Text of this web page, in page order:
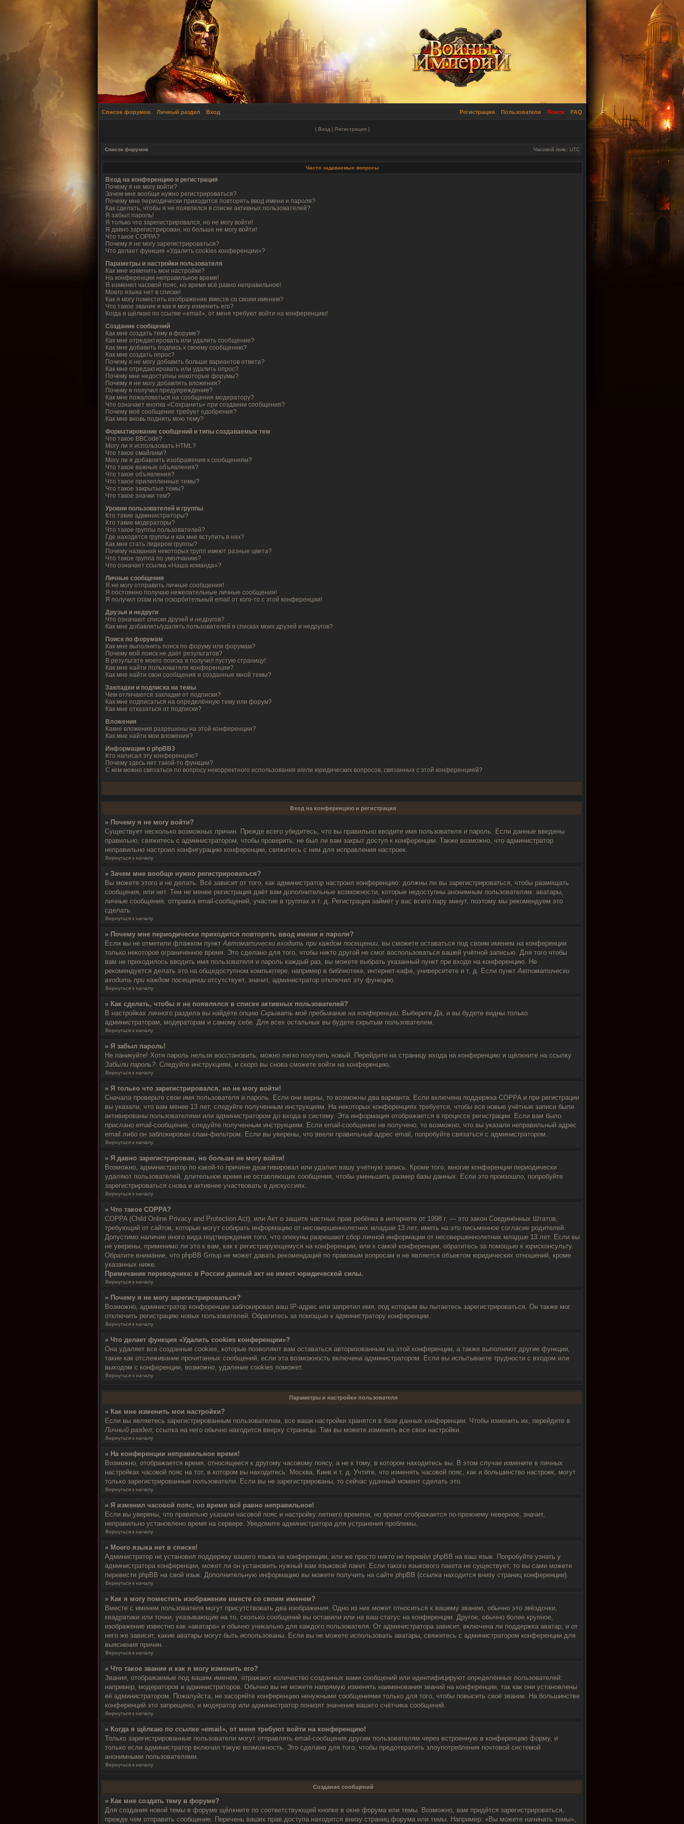
Список форумов Личный раздел Вход FAQ
Поиск
Пользователи
Регистрация
( Вход | Регистрация)
Список форумов Часовой пояс: UTC
Часто задаваемые вопросы
Вход на конференцию и регистрация
Почему я не могу войти?
Зачем мне вообще нужно регистрироваться?
Почему мне периодически приходится повторять ввод имени и пароля?
Как сделать, чтобы я не появлялся в списке активных пользователей?
Я забыл пароль!
Я только что зарегистрировался, но не могу войти!
Я давно зарегистрирован, но больше не могу войти!
Что такое COPPA?
Почему я не могу зарегистрироваться?
Что делает функция «Удалить cookies конференции»?
Параметры и настройки пользователя
Как мне изменить мои настройки?
На конференции неправильное время!
Я изменил часовой пояс, но время всё равно неправильное!
Моего языка нет в списке!
Как я могу поместить изображение вместе со своим именем?
Что такое звание и как я могу изменить его?
Когда я щёлкаю по ссылке «email», от меня требуют войти на конференцию!
Создание сообщений
Как мне создать тему в форуме?
Как мне отредактировать или удалить сообщение?
Как мне добавить подпись к своему сообщению?
Как мне создать опрос?
Почему я не могу добавить больше вариантов ответа?
Как мне отредактировать или удалить опрос?
Почему мне недоступны некоторые форумы?
Почему я не могу добавлять вложения?
Почему я получил предупреждение?
Как мне пожаловаться на сообщения модератору?
Что означает кнопка «Сохранить» при создании сообщения?
Почему моё сообщение требует одобрения?
Как мне вновь поднять мою тему?
Форматирование сообщений и типы создаваемых тем
Что такое BBCode?
Могу ли я использовать HTML?
Что такое смайлики?
Могу ли я добавлять изображения к сообщениям?
Что такое важные объявления?
Что такое объявления?
Что такое прилепленные темы?
Что такое закрытые темы?
Что такое значки тем?
Уровни пользователей и группы
Кто такие администраторы?
Кто такие модераторы?
Что такое группы пользователей?
Где находятся группы и как мне вступить в них?
Как мне стать лидером группы?
Почему названия некоторых групп имеют разные цвета?
Что такое группа по умолчанию?
Что означает ссылка «Наша команда»?
Личные сообщения
Я не могу отправить личные сообщения!
Я постоянно получаю нежелательные личные сообщения!
Я получил спам или оскорбительный email от кого-то с этой конференции!
Друзья и недруги
Что означают списки друзей и недругов?
Как мне добавлять/удалять пользователей в списках моих друзей и недругов?
Поиск по форумам
Как мне выполнить поиск по форуму или форумам?
Почему мой поиск не даёт результатов?
В результате моего поиска я получил пустую страницу!
Как мне найти пользователя конференции?
Как мне найти свои сообщения и созданные мной темы?
Закладки и подписка на темы
Чем отличаются закладки от подписки?
Как мне подписаться на определённую тему или форум?
Как мне отказаться от подписки?
Вложения
Какие вложения разрешены на этой конференции?
Как мне найти мои вложения?
Информация о phpBB3
Кто написал эту конференцию?
Почему здесь нет такой-то функции?
С кем можно связаться по вопросу некорректного использования и/или юридических вопросов, связанных с этой конференцией?
Вход на конференцию и регистрация
» Почему я не могу войти?
Существует несколько возможных причин. Прежде всего убедитесь, что вы правильно вводите имя пользователя и пароль. Если данные введены
правильно, свяжитесь с администратором, чтобы проверить, не был ли вам закрыт доступ к конференции. Также возможно, что администратор
неправильно настроил конфигурацию конференции, свяжитесь с ним для исправления настроек.
Вернуться к началу
» Зачем мне вообще нужно регистрироваться?
Вы можете этого и не делать. Всё зависит от того, как администратор настроил конференцию: должны ли вы зарегистрироваться, чтобы размещать
сообщения, или нет. Тем не менее регистрация даёт вам дополнительные возможности, которые недоступны анонимным пользователям: аватары,
личные сообщения, отправка email-сообщений, участие в группах и т. д. Регистрация займёт у вас всего пару минут, поэтому мы рекомендуем это
сделать.
Вернуться к началу
» Почему мне периодически приходится повторять ввод имени и пароля?
Если вы не отметили флажком пунктАвтоматически входить при каждом посещении, вы сможете оставаться под своим именем на конференции
только некоторое ограниченное время. Это сделано для того, чтобы никто другой не смог воспользоваться вашей учётной записью. Для того чтобы
вам не приходилось вводить имя пользователя и пароль каждый раз, вы можете выбрать указанный пункт при входе на конференцию. Не
рекомендуется делать это на общедоступном компьютере, например в библиотеке, интернет-кафе, университете и т. д. Если пунктАвтоматически
входить при каждом посещении отсутствует, значит, администратор отключил эту функцию.
Вернуться к началу
» Как сделать, чтобы я не появлялся в списке активных пользователей?
В настройках личного раздела вы найдёте опцию Скрывать моё пребывание на конференции. ВыберитеДа, и вы будете видны только
администраторам, модераторам и самому себе. Для всех остальных вы будете скрытым пользователем.
Вернуться к началу
» Я забыл пароль!
Не паникуйте! Хотя пароль нельзя восстановить, можно легко получить новый. Перейдите на страницу входа на конференцию и щёлкните на ссылку
Забыли пароль?. Следуйте инструкциям, и скоро вы снова сможете войти на конференцию.
Вернуться к началу
» Я только что зарегистрировался, но не могу войти!
Сначала проверьте свои имя пользователя и пароль. Если они верны, то возможны два варианта. Если включена поддержка COPPA и при регистрации
вы указали, что вам менее 13 лет, следуйте полученным инструкциям. На некоторых конференциях требуется, чтобы все новые учётные записи были
активированы пользователями или администратором до входа в систему. Эта информация отображается в процессе регистрации. Если вам было
прислано email-сообщение, следуйте полученным инструкциям. Если email-сообщение не получено, то возможно, что вы указали неправильный адрес
email либо он заблокирован спам-фильтром. Если вы уверены, что ввели правильный адрес email, попробуйте связаться с администратором.
Вернуться к началу
» Я давно зарегистрирован, но больше не могу войти!
Возможно, администратор по какой-то причине деактивировал или удалил вашу учётную запись. Кроме того, многие конференции периодически
удаляют пользователей, длительное время не оставляющих сообщения, чтобы уменьшить размер базы данных. Если это произошло, попробуйте
зарегистрироваться снова и активнее участвовать в дискуссиях.
Вернуться к началу
» Что такое COPPA?
COPPA (Child Online Privacy and Protection Act), или Акт о защите частных прав ребёнка в интернете от 1998 г. — это закон Соединённых Штатов,
требующий от сайтов, которые могут собирать информацию от несовершеннолетних младше 13 лет, иметь на это письменное согласие родителей.
Допустимо наличие иного вида подтверждения того, что опекуны разрешают сбор личной информации от несовершеннолетних младше 13 лет. Если вы
не уверены, применимо ли это к вам, как к регистрирующемуся на конференции, или к самой конференции, обратитесь за помощью к юрисконсульту.
Обратите внимание, что phpBB Group не может давать рекомендаций по правовым вопросам и не является объектом юридических отношений, кроме
указанных ниже.
Примечание переводчика: в России данный акт не имеет юридической силы.
Вернуться к началу
» Почему я не могу зарегистрироваться?
Возможно, администратор конференции заблокировал ваш IP-адрес или запретил имя, под которым вы пытаетесь зарегистрироваться. Он также мог
отключить регистрацию новых пользователей. Обратитесь за помощью к администратору конференции.
Вернуться к началу
» Что делает функция «Удалить cookies конференции»?
Она удаляет все созданные cookies, которые позволяют вам оставаться авторизованным на этой конференции, а также выполняют другие функции,
такие как отслеживание прочитанных сообщений, если эта возможность включена администратором. Если вы испытываете трудности с входом или
выходом с конференции, возможно, удаление cookies поможет.
Вернуться к началу
Параметры и настройки пользователя
» Как мне изменить мои настройки?
Если вы являетесь зарегистрированным пользователем, все ваши настройки хранятся в базе данных конференции. Чтобы изменить их, перейдите в
Личный раздел; ссылка на него обычно находится вверху страницы. Там вы можете изменить все свои настройки.
Вернуться к началу
» На конференции неправильное время!
Возможно, отображается время, относящееся к другому часовому поясу, а не к тому, в котором находитесь вы. В этом случае измените в личных
настройках часовой пояс на тот, в котором вы находитесь: Москва, Киев и т. д. Учтите, что изменять часовой пояс, как и большинство настроек, могут
только зарегистрированные пользователи. Если вы не зарегистрированы, то сейчас удачный момент сделать это.
Вернуться к началу
» Я изменил часовой пояс, но время всё равно неправильное!
Если вы уверены, что правильно указали часовой пояс и настройку летнего времени, но время отображается по-прежнему неверное, значит,
неправильно установлено время на сервере. Уведомите администратора для устранения проблемы.
Вернуться к началу
» Моего языка нет в списке!
Администратор не установил поддержку вашего языка на конференции, или же просто никто не перевёл phpBB на ваш язык. Попробуйте узнать у
администратора конференции, может ли он установить нужный вам языковой пакет. Если такого языкового пакета не существует, то вы сами можете
перевести phpBB на свой язык. Дополнительную информацию вы можете получить на сайте phpBB (ссылка находится внизу страниц конференции).
Вернуться к началу
» Как я могу поместить изображение вместе со своим именем?
Вместе с именем пользователя могут присутствовать два изображения. Одно из них может относиться к вашему званию, обычно это звёздочки,
квадратики или точки, указывающие на то, сколько сообщений вы оставили или на ваш статус на конференции. Другое, обычно более крупное,
изображение известно как «аватара» и обычно уникально для каждого пользователя. От администратора зависит, включена ли поддержка аватар, и от
него же зависит, какие аватары могут быть использованы. Если вы не можете использовать аватары, свяжитесь с администратором конференции для
выяснения причин.
Вернуться к началу
» Что такое звание и как я могу изменить его?
Звания, отображаемые под вашим именем, отражают количество созданных вами сообщений или идентифицируют определённых пользователей:
например, модераторов и администраторов. Обычно вы не можете напрямую изменять наименования званий на конференции, так как они установлены
её администратором. Пожалуйста, не засоряйте конференцию ненужными сообщениями только для того, чтобы повысить своё звание. На большинстве
конференций это запрещено, и модератор или администратор понизят значение вашего счётчика сообщений.
Вернуться к началу
» Когда я щёлкаю по ссылке «email», от меня требуют войти на конференцию!
Только зарегистрированные пользователи могут отправлять email-сообщения другим пользователям через встроенную в конференцию форму, и
только если администратор включил такую возможность. Это сделано для того, чтобы предотвратить злоупотребления почтовой системой
анонимными пользователями.
Вернуться к началу
Создание сообщений
» Как мне создать тему в форуме?
Для создания новой темы в форуме щёлкните по соответствующей кнопке в окне форума или темы. Возможно, вам придётся зарегистрироваться,
прежде чем отправить сообщение. Перечень ваших прав доступа находится внизу страниц форума или темы. Например: «Вы можете начинать темы»,